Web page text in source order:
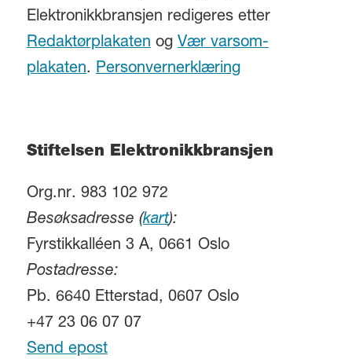
Elektronikkbransjen redigeres etter
Redaktørplakaten og Vær varsom-
plakaten. Personvernerklæring
Stiftelsen Elektronikkbransjen
Org.nr. 983 102 972
Besøksadresse (kart):
Fyrstikkalléen 3 A, 0661 Oslo
Postadresse:
Pb. 6640 Etterstad, 0607 Oslo
+47 23 06 07 07
Send epost